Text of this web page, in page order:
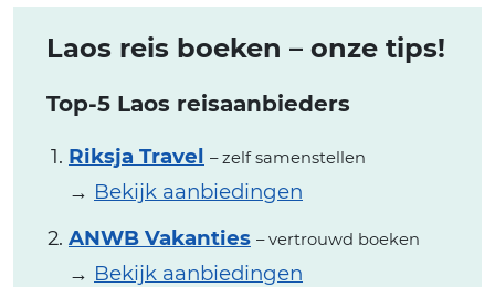
Laos reis boeken – onze tips!
Top-5 Laos reisaanbieders
Riksja Travel – zelf samenstellen
→ Bekijk aanbiedingen
ANWB Vakanties – vertrouwd boeken
→ Bekijk aanbiedingen